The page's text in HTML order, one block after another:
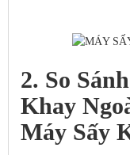
2. So
Khay
Máy Sấy